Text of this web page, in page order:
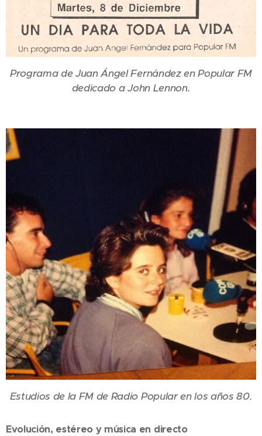
Programa de Juan Ángel Fernández en Popular FM
dedicado a John Lennon.
Estudios de la FM de Radio Popular en los años 80.
Evolución, estéreo y música en directo